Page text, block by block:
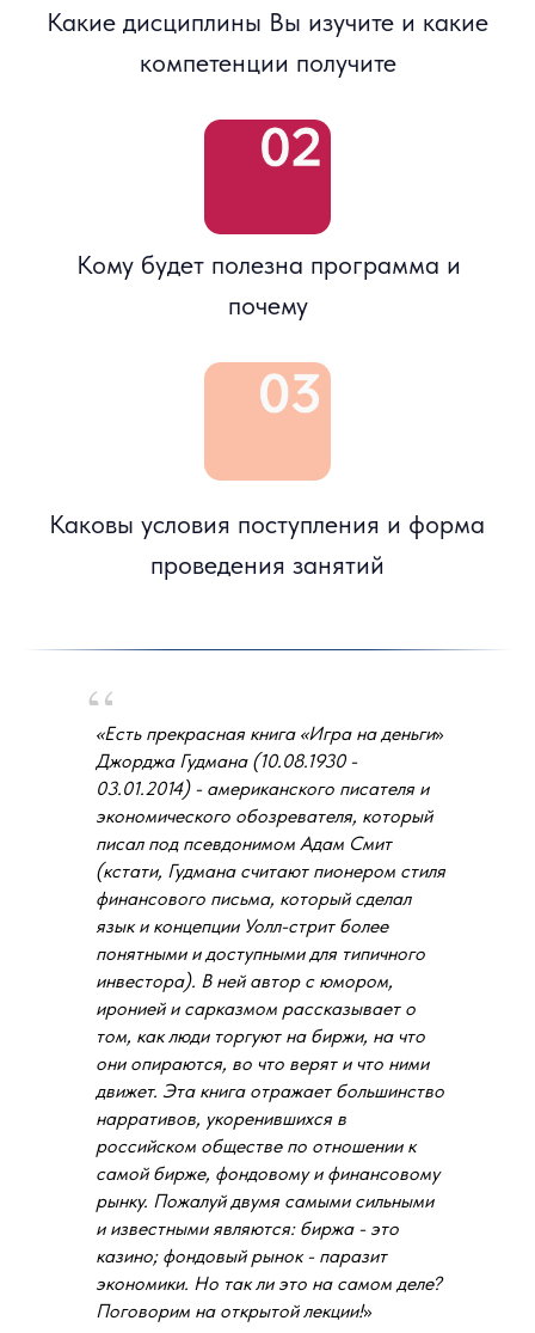
«Есть прекрасная книга «Игра на деньги»
Джорджа Гудмана (10.08.1930 -
03.01.2014) - американского писателя и
экономического обозревателя, который
писал под псевдонимом Адам Смит
(кстати, Гудмана считают пионером стиля
финансового письма, который сделал
язык и концепции Уолл-стрит более
понятными и доступными для типичного
инвестора). В ней автор с юмором,
иронией и сарказмом рассказывает о
том, как люди торгуют на биржи, на что
они опираются, во что верят и что ними
движет. Эта книга отражает большинство
нарративов, укоренившихся в
российском обществе по отношении к
самой бирже, фондовому и финансовому
рынку. Пожалуй двумя самыми сильными
и известными являются: биржа - это
казино; фондовый рынок - паразит
экономики. Но так ли это на самом деле?
Поговорим на открытой лекции!»
эксперты программ:
Бачеров Алексей
Академический руководитель программы
Абелев Олег
Начальник аналитического отдела ИК
РИКОМ-ТРАСТ, к.э.н.
Ивановская Жанна
К.э.н., преподаватель программы
Высшей школы бизнеса НИУ ВШЭ
«Финансовые и фондовые рынки», 20
лет опыта работы на Московской бирже